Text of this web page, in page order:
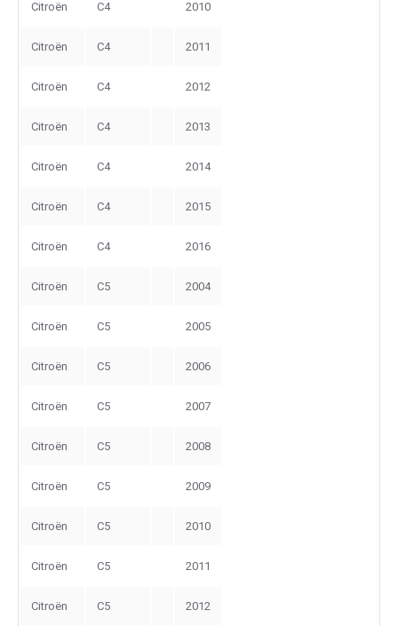
Citroën C4 2010
Citroën C4 2011
Citroën C4 2012
Citroën C4 2013
Citroën C4 2014
Citroën C4 2015
Citroën C4 2016
Citroën C5 2004
Citroën C5 2005
Citroën C5 2006
Citroën C5 2007
Citroën C5 2008
Citroën C5 2009
Citroën C5 2010
Citroën C5 2011
Citroën C5 2012